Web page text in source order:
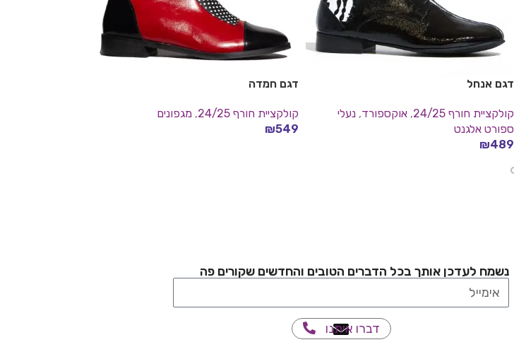
דגם אנחל
קולקציית חורף 24/25 , אוקספורד, נעלי
ספורט אלגנט
₪489
דגם חמדה
קולקציית חורף 24/25 ,מגפונים
₪549
נשמח לעדכן אותך בכל הדברים הטובים והחדשים שקורים פה
דברו איתנו